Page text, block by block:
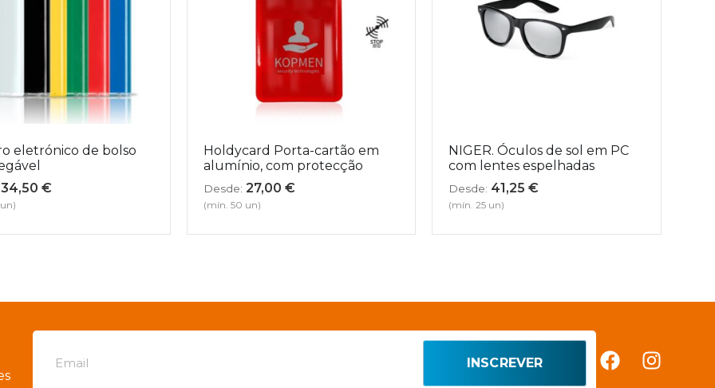
eletrónico de bolso
34,50 €
Holdycard Porta-cartão em
alumínio, com protecção
Desde: 27,00 €
(mín. 50 un)
NIGER. Óculos de sol em PC
com lentes espelhadas
Desde: 41,25€
(mín. 25 un)
INSCREVER